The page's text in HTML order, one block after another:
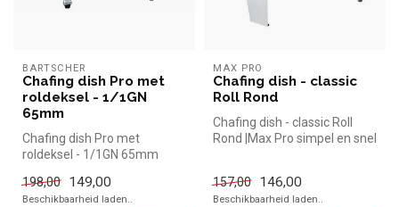
BARTSCHER
Chafing dish Pro met
roldeksel - 1/1GN
65mm
Chafing dish Pro met
roldeksel - 1/1GN 65mm
kopen voor...
198,00 149,00
Beschikbaarheid laden..
MAX PRO
Chafing dish - classic
Roll Rond
Chafing dish - classic Roll
Rond |Max Pro simpel en snel
157,00
146,00
Beschikbaarheid laden..